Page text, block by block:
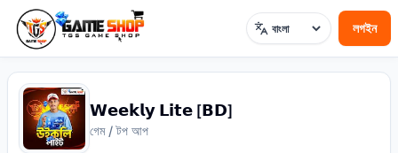
ভাষা লগইন
𝗪𝗲𝗲𝗸𝗹𝘆 𝗟𝗶𝘁𝗲 [𝗕𝗗]
গেম / টপ আপ